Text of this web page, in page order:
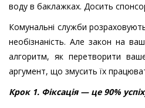
воду в баклажках. Досить
Комунальні служби
необізнаність. Але закон на
алгоритм, як перетворити
аргумент, що змусить їх
Крок 1. Фіксація — це 90%